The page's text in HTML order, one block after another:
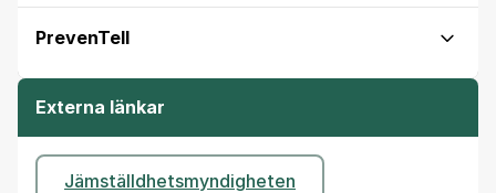
PrevenTell
Externa länkar
Jämställdhetsmyndigheten